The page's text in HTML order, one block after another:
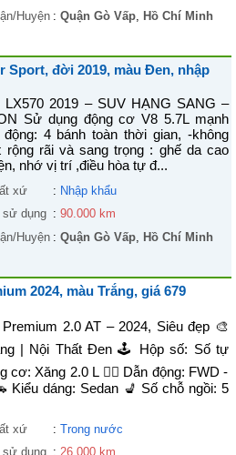
Huyện : Quận Gò Vấp, Hồ Chí Minh
Sport, đời 2019, màu Đen, nhập
LX570 2019 – SUV HẠNG SANG –
Sử dụng động cơ V8 5.7L mạnh
4 bánh toàn thời gian, -không
rộng rãi và sang trọng : ghế da cao
nhớ vị trí ,điều hòa tự đ...
xứ : Nhập khẩu
dụng : 90.000 km
Huyện : Quận Gò Vấp, Hồ Chí Minh
2024, màu Trắng, giá 679
2.0 AT – 2024, Siêu đẹp 🎨
| Nội Thất Đen 🕹️ Hộp số: Số tự
cơ: Xăng 2.0 L 🚴‍♀️ Dẫn động: FWD -
Kiểu dáng: Sedan 💺 Số chỗ ngồi: 5
xứ : Trong nước
dụng : 26.000 km